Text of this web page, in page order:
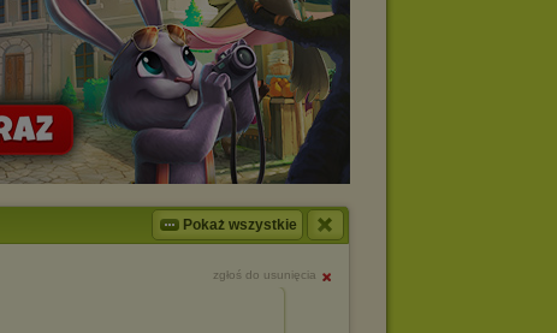
Pokaż wszystkie
zgłoś do usunięcia